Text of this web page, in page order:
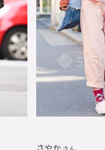
さやか